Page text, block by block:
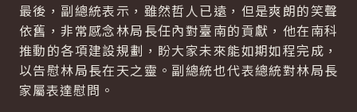
最後，副總統表示，雖然哲人已遠，但是爽朗的笑聲
依舊，非常感念林局長任內對臺南的貢獻，他在南科
推動的各項建設規劃，盼大家未來能如期如程完成，
以告慰林局長在天之靈。副總統也代表總統對林局長
家屬表達慰問。